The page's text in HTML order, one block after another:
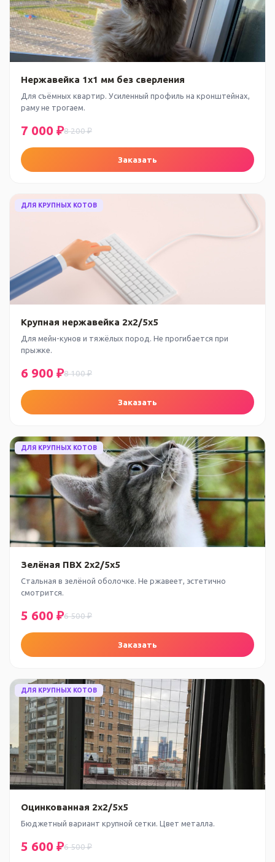
Нержавейка 1x1 мм без сверления
Для съёмных квартир. Усиленный профиль на кронштейнах,
раму не трогаем.
7 000 ₽8 200 ₽
Заказать
ДЛЯ КРУПНЫХ КОТОВ
Крупная нержавейка 2x2/5x5
Для мейн-кунов и тяжёлых пород. Не прогибается при
прыжке.
6 900 ₽8 100 ₽
Заказать
ДЛЯ КРУПНЫХ КОТОВ
Зелёная ПВХ 2x2/5x5
Стальная в зелёной оболочке. Не ржавеет, эстетично
смотрится.
5 600 ₽6 500 ₽
Заказать
ДЛЯ КРУПНЫХ КОТОВ
Оцинкованная 2x2/5x5
Бюджетный вариант крупной сетки. Цвет металла.
5 600 ₽6 500 ₽